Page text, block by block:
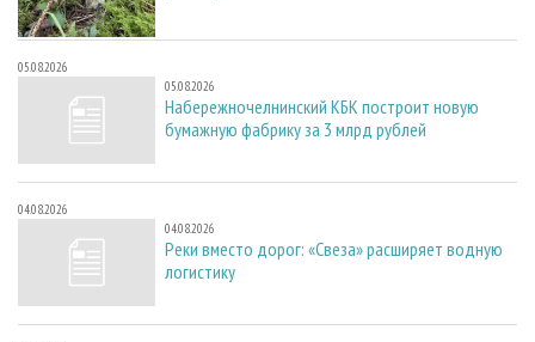
05.08.2026
05.08.2026
Набережночелнинский КБК построит новую
бумажную фабрику за 3 млрд рублей
04.08.2026
04.08.2026
Реки вместо дорог: «Свеза» расширяет водную
логистику